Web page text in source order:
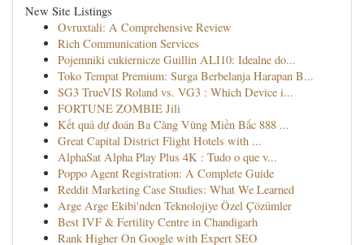
New Site Listings
Ovruxtali: A Comprehensive Review
Rich Communication Services
Pojemniki cukiernicze Guillin ALI10: Idealne do...
Toko Tempat Premium: Surga Berbelanja Harapan B...
SG3 TrueVIS Roland vs. VG3 : Which Device i...
FORTUNE ZOMBIE Jili
Kết quả dự đoán Ba Càng Vùng Miền Bắc 888 ...
Great Capital District Flight Hotels with ...
AlphaSat Alpha Play Plus 4K : Tudo o que v...
Poppo Agent Registration: A Complete Guide
Reddit Marketing Case Studies: What We Learned
Arge Arge Ekibi'nden Teknolojiye Özel Çözümler
Best IVF & Fertility Centre in Chandigarh
Rank Higher On Google with Expert SEO